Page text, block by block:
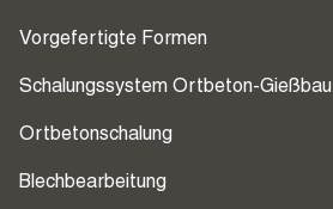
Vorgefertigte Formen
Schalungssystem Ortbeton-Gießbau
Ortbetonschalung
Blechbearbeitung